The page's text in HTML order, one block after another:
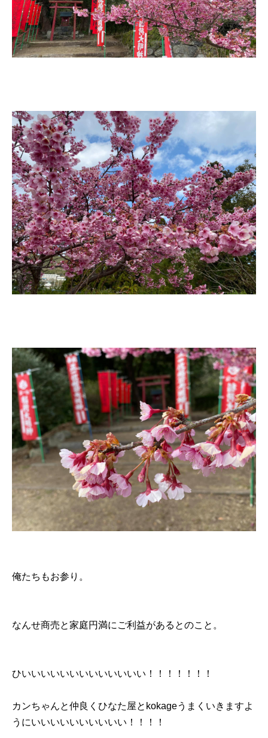
俺たちもお参り。
なんせ商売と家庭円満にご利益があるとのこと。
ひいいいいいいいいいいいいい！！！！！！！
カンちゃんと仲良くひなた屋とkokageうまくいきますよ
うにいいいいいいいいいい！！！！